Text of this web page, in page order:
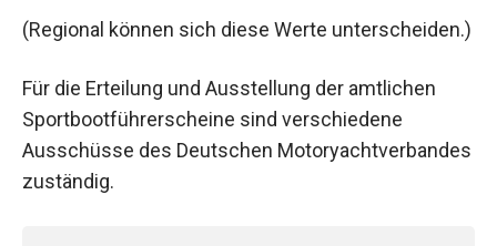
(Regional können sich diese Werte unterscheiden.)
Für die Erteilung und Ausstellung der amtlichen
Sportbootführerscheine sind verschiedene
Ausschüsse des Deutschen Motoryachtverbandes
zuständig.